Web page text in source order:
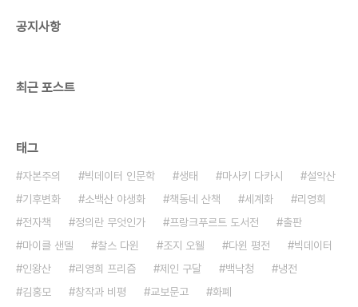
공지사항
최근 포스트
태그
자본주의 빅데이터 인문학 생태 마사키 다카시
설악산
기후변화
소백산 야생화 책동네 산책 세계화
리영희
전자책
정의란 무엇인가 프랑크푸르트 도서전
출판
마이클 샌델
찰스 다윈 조지 오웰 다윈 평전
빅데이터
인왕산
리영희 프리즘 제인 구달 백낙청
냉전
김홍모
창작과 비평 교보문고
화폐